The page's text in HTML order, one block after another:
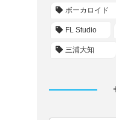
ボーカロイド
FL Studio
三浦大知